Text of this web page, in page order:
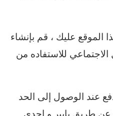
الموقع عليك ، قم بإنشاء
للاستفاده من
عند الوصول إلى الحد
هو 100 روبل ، عن طريق بايير و إحدى